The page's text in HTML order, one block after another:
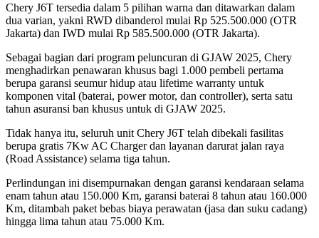
Chery J6T tersedia dalam 5 pilihan warna dan ditawarkan dalam
dua varian, yakni RWD dibanderol mulai Rp 525.500.000 (OTR
Jakarta) dan IWD mulai Rp 585.500.000 (OTR Jakarta).
Sebagai bagian dari program peluncuran di GJAW 2025, Chery
menghadirkan penawaran khusus bagi 1.000 pembeli pertama
berupa garansi seumur hidup atau lifetime warranty untuk
komponen vital (baterai, power motor, dan controller), serta satu
tahun asuransi ban khusus untuk di GJAW 2025.
Tidak hanya itu, seluruh unit Chery J6T telah dibekali fasilitas
berupa gratis 7Kw AC Charger dan layanan darurat jalan raya
(Road Assistance) selama tiga tahun.
Perlindungan ini disempurnakan dengan garansi kendaraan selama
enam tahun atau 150.000 Km, garansi baterai 8 tahun atau 160.000
Km, ditambah paket bebas biaya perawatan (jasa dan suku cadang)
hingga lima tahun atau 75.000 Km.